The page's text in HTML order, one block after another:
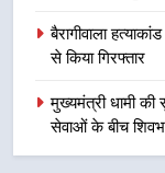
बैरागीवाला
से किया गिरफ्तार
मुख्यमंत्री धामी की
सेवाओं के बीच